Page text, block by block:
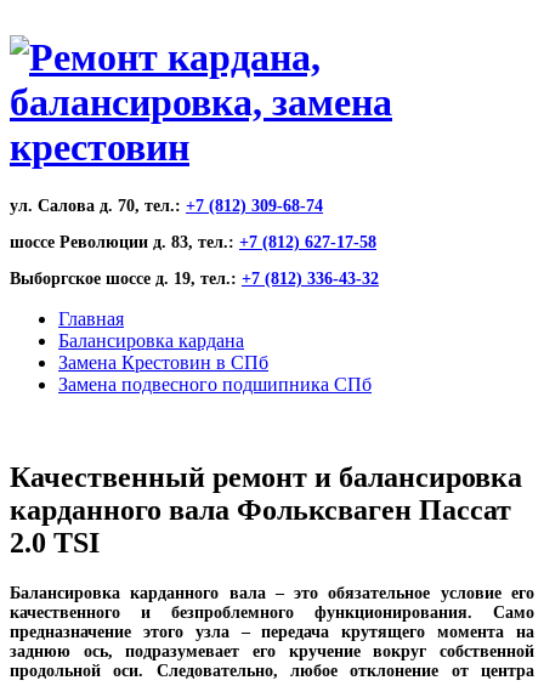
ул. Салова д. 70, тел.: +7 (812) 309-68-74
шоссе Революции д. 83, тел.: +7 (812) 627-17-58
Выборгское шоссе д. 19, тел.: +7 (812) 336-43-32
Главная
Балансировка кардана
Замена Крестовин в СПб
Замена подвесного подшипника СПб
Качественный ремонт и балансировка
карданного вала Фольксваген Пассат
2.0 TSI
Балансировка карданного вала – это обязательное условие его
качественного и безпроблемного функционирования. Само
предназначение этого узла – передача крутящего момента на
заднюю ось, подразумевает его кручение вокруг собственной
продольной оси. Следовательно, любое отклонение от центра